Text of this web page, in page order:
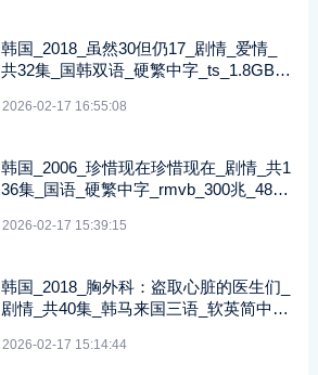
韩国_2018_虽然30但仍17_剧情_爱情_
共32集_国韩双语_硬繁中字_ts_1.8GB_1
2026-02-17 16:55:08
韩国_2006_珍惜现在珍惜现在_剧情_共1
36集_国语_硬繁中字_rmvb_300兆_480p
2026-02-17 15:39:15
韩国_2018_胸外科：盗取心脏的医生们_
剧情_共40集_韩马来国三语_软英简中字
2026-02-17 15:14:44